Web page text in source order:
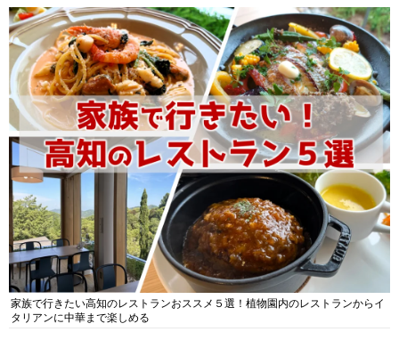
家族で行きたい高知のレストランおススメ５選！植物園内のレストランからイ
タリアンに中華まで楽しめる